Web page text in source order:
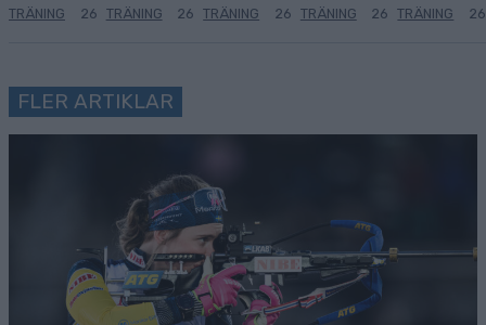
TRÄNING
26 TRÄNING
26
TRÄNING
26 TRÄNING
26
TRÄNING
26
FLER ARTIKLAR